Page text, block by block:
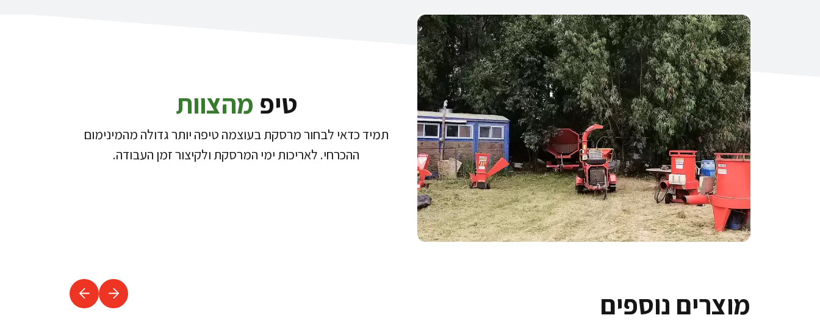
טיפ מהצוות
תמיד כדאי לבחור מרסקת בעוצמה טיפה יותר גדולה מהמינימום
ההכרחי. לאריכות ימי המרסקת ולקיצור זמן העבודה.
מוצרים נוספים